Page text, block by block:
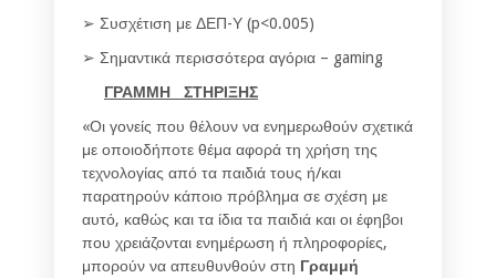
➢ Συσχέτιση με ΔΕΠ-Υ (p<0.005)
➢ Σημαντικά περισσότερα αγόρια – gaming
ΓΡΑΜΜΗ ΣΤΗΡΙΞΗΣ
«Οι γονείς που θέλουν να ενημερωθούν σχετικά
με οποιοδήποτε θέμα αφορά τη χρήση της
τεχνολογίας από τα παιδιά τους ή/και
παρατηρούν κάποιο πρόβλημα σε σχέση με
αυτό, καθώς και τα ίδια τα παιδιά και οι έφηβοι
που χρειάζονται ενημέρωση ή πληροφορίες,
μπορούν να απευθυνθούν στη Γραμμή